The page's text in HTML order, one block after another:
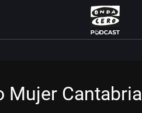
Mujer Cantabria